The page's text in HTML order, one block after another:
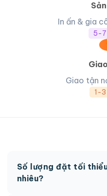
In ấn & gia
5-7
Giao tận
1-
Số lượng đặt tối
nhiêu?